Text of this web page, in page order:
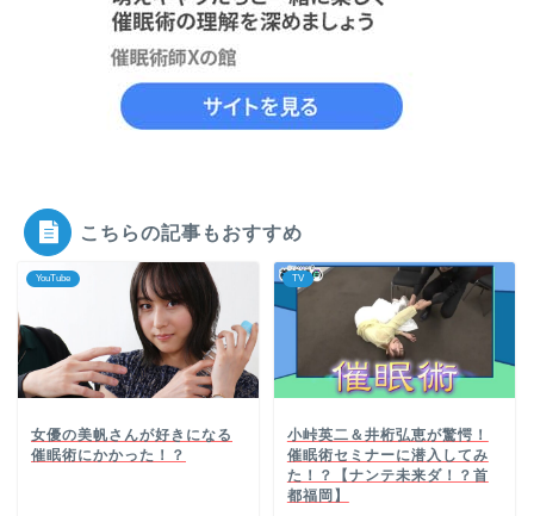
こちらの記事もおすすめ
YouTube
女優の美帆さんが好きになる
催眠術にかかった！？
TV
小峠英二＆井桁弘恵が驚愕！
催眠術セミナーに潜入してみ
た！？【ナンテ未来ダ！？首
都福岡】